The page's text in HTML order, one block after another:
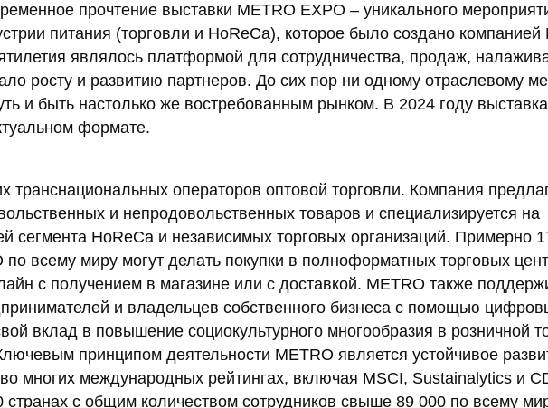
прочтение выставки METRO EXPO – уникального
питания (торговли и HoReCa), которое было создано компанией
являлось платформой для сотрудничества, продаж,
росту и развитию партнеров. До сих пор ни одному отраслевому
и быть настолько же востребованным рынком. В 2024 году
формате.
транснациональных операторов оптовой торговли. Компания
и непродовольственных товаров и специализируется на
сегмента HoReCa и независимых торговых организаций. Примерно
всему миру могут делать покупки в полноформатных торговых
с получением в магазине или с доставкой. METRO также
и владельцев собственного бизнеса с помощью
вклад в повышение социокультурного многообразия в розничной
принципом деятельности METRO является устойчивое
многих международных рейтингах, включая MSCI, Sustainalytics и
странах с общим количеством сотрудников свыше 89 000 по всему